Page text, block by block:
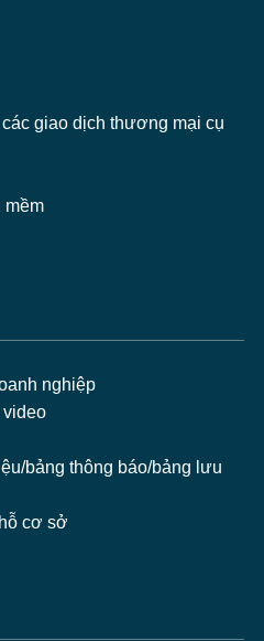
giao dịch thương mại cụ
mềm
nghiệp
video
bảng thông báo/bảng lưu
cơ sở